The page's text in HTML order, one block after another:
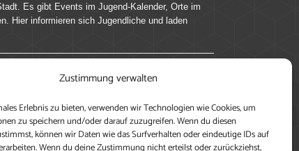
Zustimmung verwalten
Erlebnis zu bieten, verwenden wir Technologien wie Cookies, um
zu speichern und/oder darauf zuzugreifen. Wenn du diesen
können wir Daten wie das Surfverhalten oder eindeutige IDs auf
Wenn du deine Zustimmung nicht erteilst oder zurückziehst,
Es gibt Events im Jugend-Kalender, Orte im
Hier informieren sich Jugendliche und laden
teile deine Perspektive und veröffentliche
nutzen zu können, ein Profil anzulegen, eigene